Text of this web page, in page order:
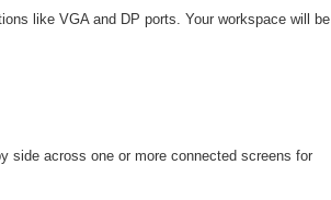
like VGA and DP ports. Your workspace will be
side across one or more connected screens for